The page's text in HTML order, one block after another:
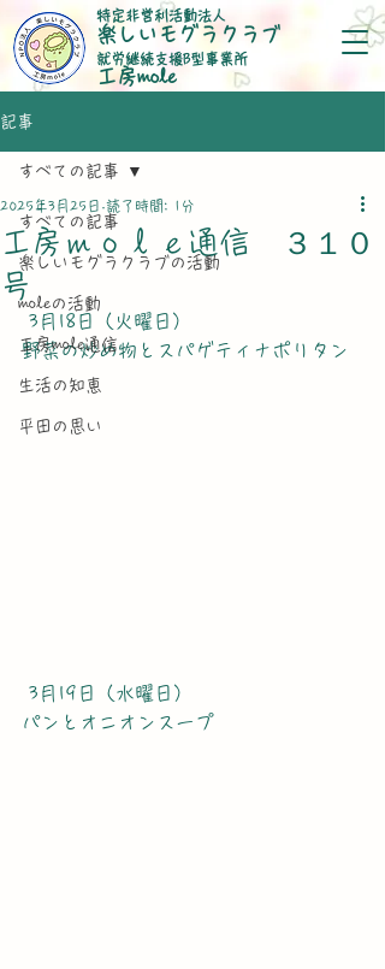
特定非営利活動法人
楽しいモグラクラブ
就労継続支援B型事業所
​工房mole
記事
すべての記事
楽しいモグラクラブの活動
moleの活動
工房mole通信
生活の知恵
平田の思い
すべての記事
工房ｍｏｌｅ通信 ３１０
号
2025年3月25日 読了時間: 1分
3月18日（火曜日）
野菜の炒め物とスパゲティナポリタン
3月19日（水曜日）
パンとオニオンスープ